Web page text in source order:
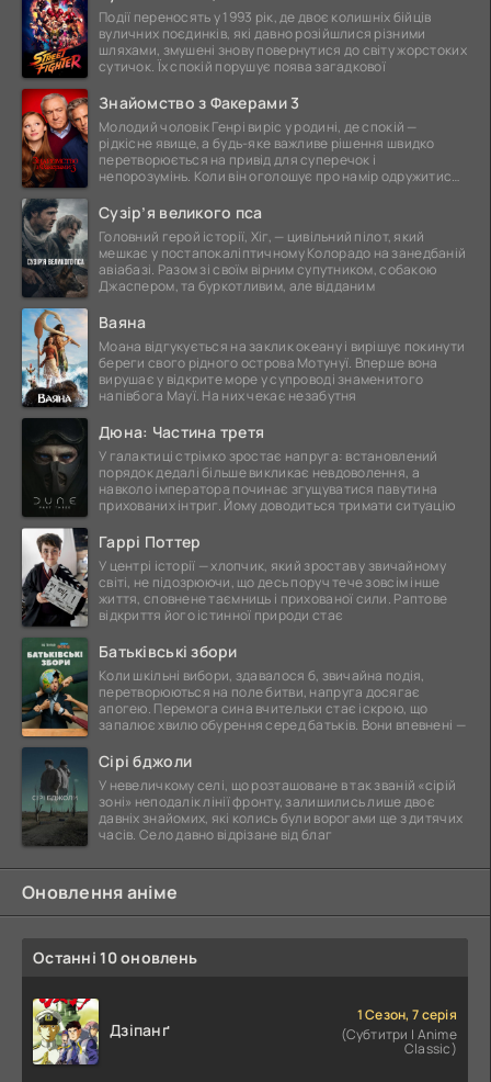
Події переносять у 1993 рік, де двоє колишніх бійців
вуличних поєдинків, які давно розійшлися різними
шляхами, змушені знову повернутися до світу жорстоких
сутичок. Їх спокій порушує поява загадкової
Знайомство з Факерами 3
Молодий чоловік Генрі виріс у родині, де спокій —
рідкісне явище, а будь-яке важливе рішення швидко
перетворюється на привід для суперечок і
непорозумінь. Коли він оголошує про намір одружитися,
Сузір’я великого пса
Головний герой історії, Хіг, — цивільний пілот, який
мешкає у постапокаліптичному Колорадо на занедбаній
авіабазі. Разом зі своїм вірним супутником, собакою
Джаспером, та буркотливим, але відданим
Ваяна
Моана відгукується на заклик океану і вирішує покинути
береги свого рідного острова Мотунуї. Вперше вона
вирушає у відкрите море у супроводі знаменитого
напівбога Мауї. На них чекає незабутня
Дюна: Частина третя
У галактиці стрімко зростає напруга: встановлений
порядок дедалі більше викликає невдоволення, а
навколо імператора починає згущуватися павутина
прихованих інтриг. Йому доводиться тримати ситуацію
Гаррі Поттер
У центрі історії — хлопчик, який зростав у звичайному
світі, не підозрюючи, що десь поруч тече зовсім інше
життя, сповнене таємниць і прихованої сили. Раптове
відкриття його істинної природи стає
Батьківські збори
Коли шкільні вибори, здавалося б, звичайна подія,
перетворюються на поле битви, напруга досягає
апогею. Перемога сина вчительки стає іскрою, що
запалює хвилю обурення серед батьків. Вони впевнені —
Сірі бджоли
У невеличкому селі, що розташоване в так званій «сірій
зоні» неподалік лінії фронту, залишились лише двоє
давніх знайомих, які колись були ворогами ще з дитячих
часів. Село давно відрізане від благ
Оновлення аніме
Останні 10 оновлень
Дзіпанґ
1 Сезон, 7 серія
(Субтитри | Anime
Classic)